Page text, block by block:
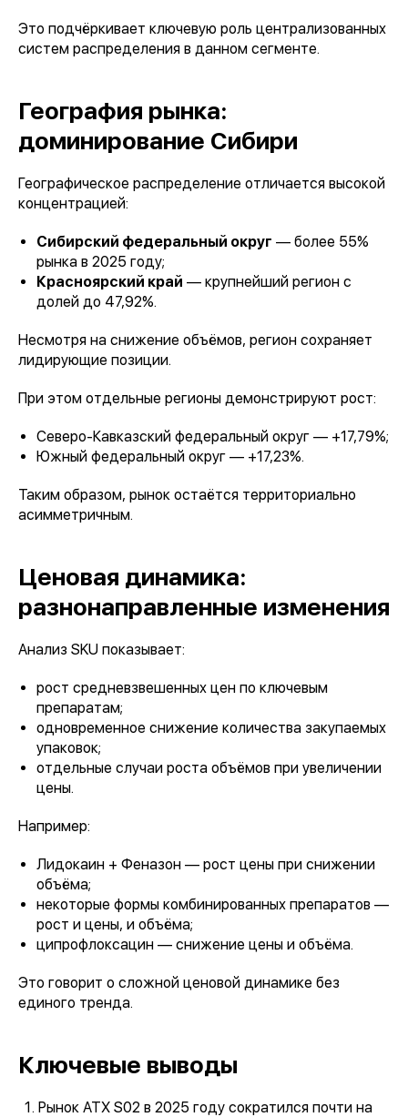
Это подчёркивает ключевую роль централизованных
систем распределения в данном сегменте.
География рынка:
доминирование Сибири
Географическое распределение отличается высокой
концентрацией:
Сибирский федеральный округ — более 55%
рынка в 2025 году;
Красноярский край — крупнейший регион с
долей до 47,92%.
Несмотря на снижение объёмов, регион сохраняет
лидирующие позиции.
При этом отдельные регионы демонстрируют рост:
Северо-Кавказский федеральный округ — +17,79%;
Южный федеральный округ — +17,23%.
Таким образом, рынок остаётся территориально
асимметричным.
Ценовая динамика:
разнонаправленные изменения
Анализ SKU показывает:
рост средневзвешенных цен по ключевым
препаратам;
одновременное снижение количества закупаемых
упаковок;
отдельные случаи роста объёмов при увеличении
цены.
Например:
Лидокаин + Феназон — рост цены при снижении
объёма;
некоторые формы комбинированных препаратов —
рост и цены, и объёма;
ципрофлоксацин — снижение цены и объёма.
Это говорит о сложной ценовой динамике без
единого тренда.
Ключевые выводы
Рынок АТХ S02 в 2025 году сократился почти на